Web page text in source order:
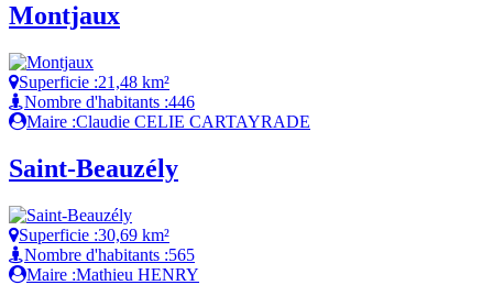
Montjaux
Superficie :21,48 km²
Nombre d'habitants :446
Maire :Claudie CELIE CARTAYRADE
Saint-Beauzély
Superficie :30,69 km²
Nombre d'habitants :565
Maire :Mathieu HENRY